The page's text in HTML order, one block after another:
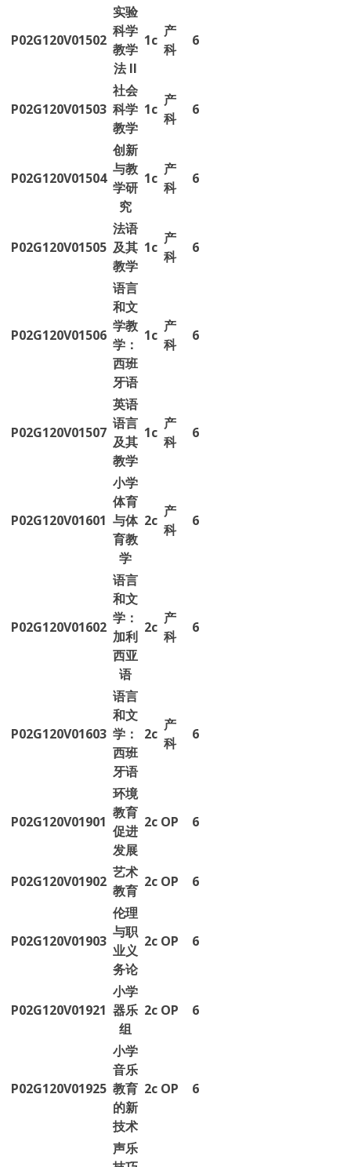
P02G120V01502
实验
科学
教学
法 II
1c
产
科
6
P02G120V01503
社会
科学
教学
1c
产
科
6
P02G120V01504
创新
与教
学研
究
1c
产
科
6
P02G120V01505
法语
及其
教学
1c
产
科
6
P02G120V01506
语言
和文
学教
学：
西班
牙语
1c
产
科
6
P02G120V01507
英语
语言
及其
教学
1c
产
科
6
P02G120V01601
小学
体育
与体
育教
学
2c
产
科
6
P02G120V01602
语言
和文
学：
加利
西亚
语
2c
产
科
6
P02G120V01603
语言
和文
学：
西班
牙语
2c
产
科
6
P02G120V01901
环境
教育
促进
发展
2c OP 6
P02G120V01902
艺术
教育
2c OP 6
P02G120V01903
伦理
与职
业义
务论
2c OP 6
P02G120V01921
小学
器乐
组
2c OP 6
P02G120V01925
小学
音乐
教育
的新
技术
2c OP 6
声乐